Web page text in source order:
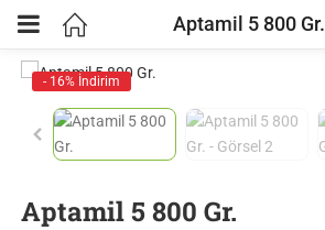
Aptamil 5 800 Gr.
- 16% İndirim
Aptamil 5 800 Gr.